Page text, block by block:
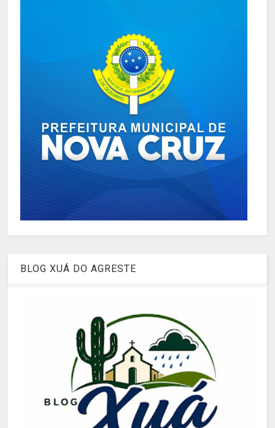
BLOG XUÁ DO AGRESTE